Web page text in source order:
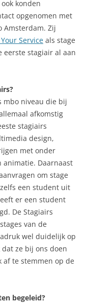
konden
opgenomen met
Amsterdam. Zij
Service als stage
eerste stagiair al aan
mbo niveau die bij
afkomstig
stagiairs
design,
met onder
animatie. Daarnaast
om stage
een student uit
er een student
De Stagiairs
van de
wel duidelijk op
ze bij ons doen
te stemmen op de
begeleid?